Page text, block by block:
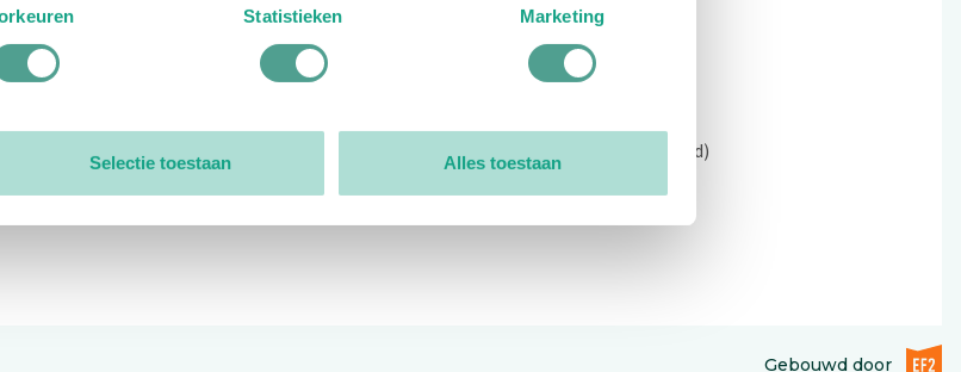
Statistieken Marketing
Selectie toestaan Alles toestaan
Open: 09:00 - 12:30 (alleen ochtend)
Gebouwd doorEF2